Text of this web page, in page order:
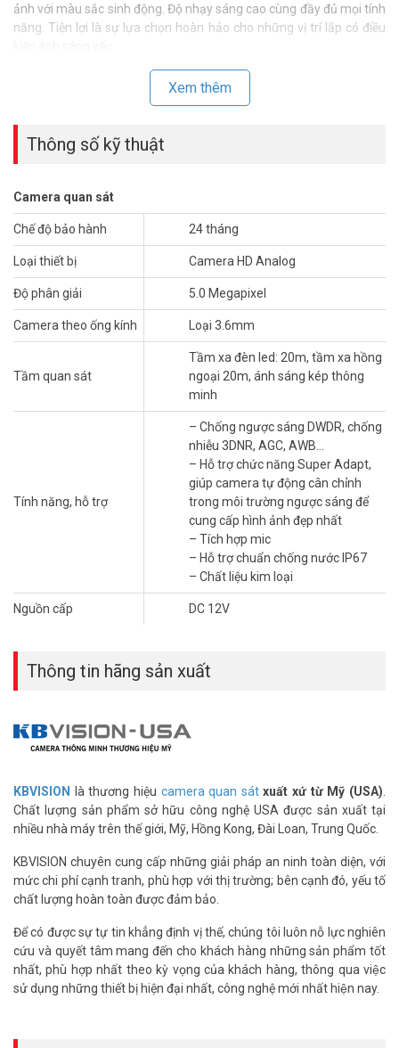
ảnh với màu sắc sinh động. Độ nhạy sáng cao cùng đầy đủ mọi tính
năng. Tiện lợi là sự lựa chọn hoàn hảo cho những vị trí lắp có điều
Thông số kỹ thuật camera HD Analog Full
Color 5MP KBVISION KX-AF5001S-DL-A
– Camera Thân lớn HD Analog ánh sáng kép thông minh 5.0MP
– Hỗ trợ 4 chế độ: CVI/TVI/AHD/Analog
– Ống kính cố định 3.6mm (góc nhìn 92°)
– Tầm xa đèn led: 20m, tầm xa hồng ngoại 20m, ánh sáng kép
thông minh
– Chống ngược sáng DWDR, chống nhiễu 3DNR, AGC, AWB…
– Hỗ trợ chức năng Super Adapt, giúp camera tự động cân chỉnh
trong môi trường ngược sáng để cung cấp hình ảnh đẹp nhất
– Tích hợp mic
– Hỗ trợ chuẩn chống nước IP67
– Chất liệu kim loại
– Xuất xứ: Mỹ.
* Sử dụng với các đầu ghi hỗ trợ chức năng SMD để đạt hiệu quả sử
Đặt mua hàng Online ngay hôm nay để được hỗ trợ giá tốt nhất.
Tham khảo thêm thông tin tại
Facebook Vuhoangtelecomnhé.
Xem thêm
Thông số kỹ thuật
Camera quan sát
Chế độ bảo hành 24 tháng
Loại thiết bị Camera HD Analog
Độ phân giải 5.0 Megapixel
Camera theo ống kính Loại 3.6mm
Tầm quan sát
Tầm xa đèn led: 20m, tầm xa hồng
ngoại 20m, ánh sáng kép thông
minh
Tính năng, hỗ trợ
– Chống ngược sáng DWDR, chống
nhiễu 3DNR, AGC, AWB…
– Hỗ trợ chức năng Super Adapt,
giúp camera tự động cân chỉnh
trong môi trường ngược sáng để
cung cấp hình ảnh đẹp nhất
– Tích hợp mic
– Hỗ trợ chuẩn chống nước IP67
– Chất liệu kim loại
Nguồn cấp DC 12V
Thông tin hãng sản xuất
KBVISION là thương hiệu camera quan sát xuất xứ từ Mỹ (USA)
Chất lượng sản phẩm sở hữu công nghệ USA được sản xuất tại
nhiều nhà máy trên thế giới, Mỹ, Hồng Kong, Đài Loan, Trung Quốc.
KBVISION chuyên cung cấp những giải pháp an ninh toàn diện, với
mức chi phí cạnh tranh, phù hợp với thị trường; bên cạnh đó, yếu tố
chất lượng hoàn toàn được đảm bảo.
Để có được sự tự tin khẳng định vị thế, chúng tôi luôn nỗ lực nghiên
cứu và quyết tâm mang đến cho khách hàng những sản phẩm tốt
nhất, phù hợp nhất theo kỳ vọng của khách hàng, thông qua việc
sử dụng những thiết bị hiện đại nhất, công nghệ mới nhất hiện nay.